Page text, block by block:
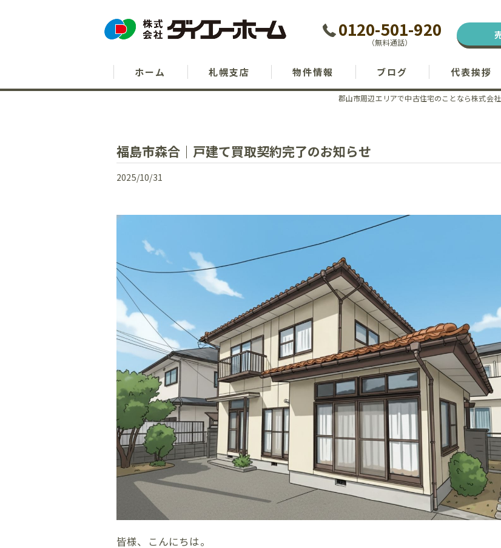
0120-501-920
（無料通話）
ホーム 札幌支店 物件情報 ブログ 代表挨拶
郡山市周辺エリアで中古住宅のことなら株式会
福島市森合｜戸建て買取契約完了のお知らせ
2025/10/31
皆様、こんにちは。